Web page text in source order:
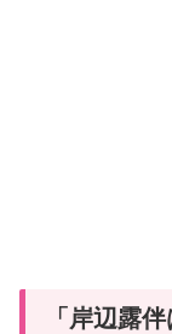
「岸辺露